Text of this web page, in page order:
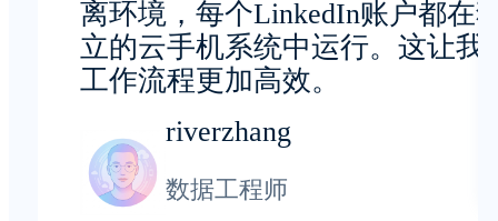
离环境，每个LinkedIn账户都在
立的云手机系统中运行。这让我
工作流程更加高效。
riverzhang
数据工程师